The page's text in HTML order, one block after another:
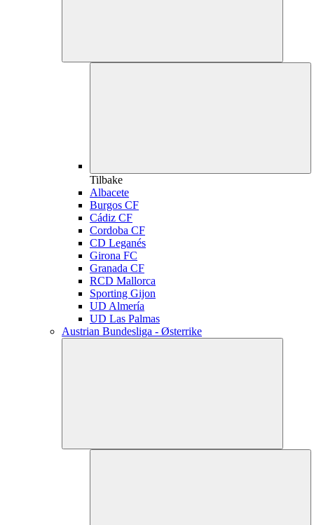
Tilbake
Albacete
Burgos CF
Cádiz CF
Cordoba CF
CD Leganés
Girona FC
Granada CF
RCD Mallorca
Sporting Gijon
UD Almería
UD Las Palmas
Austrian Bundesliga - Østerrike